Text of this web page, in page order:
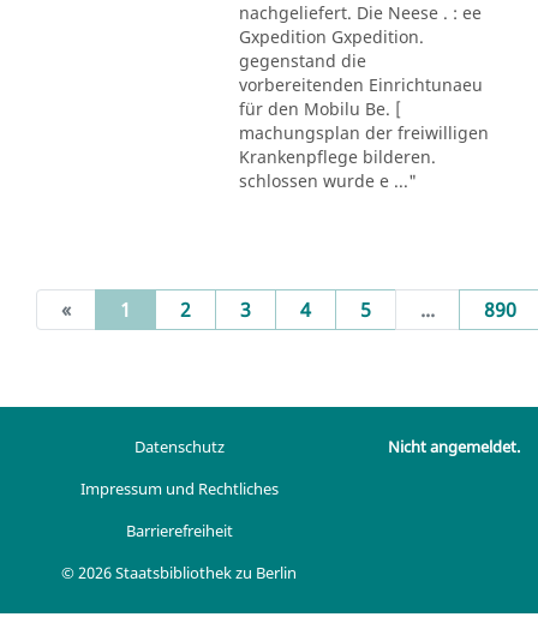
nachgeliefert. Die Neese . : ee
Gxpedition Gxpedition.
gegenstand die
vorbereitenden Einrichtunaeu
für den Mobilu Be. [
machungsplan der freiwilligen
Krankenpflege bilderen.
schlossen wurde e ..."
« 1 (current)
2 3 4 5 ... 890
Datenschutz
Impressum und Rechtliches
Barrierefreiheit
© 2026 Staatsbibliothek zu Berlin
Nicht angemeldet.